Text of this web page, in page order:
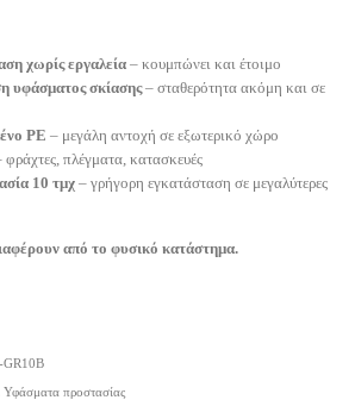
χωρίς εργαλεία– κουμπώνει και έτοιμο
υφάσματος σκίασης– σταθερότητα ακόμη και σε
PE – μεγάλη αντοχή σε εξωτερικό χώρο
πλέγματα, κατασκευές
10 τμχ– γρήγορη εγκατάσταση σε μεγαλύτερες
από το φυσικό κατάστημα.
GR10B
Υφάσματα προστασίας